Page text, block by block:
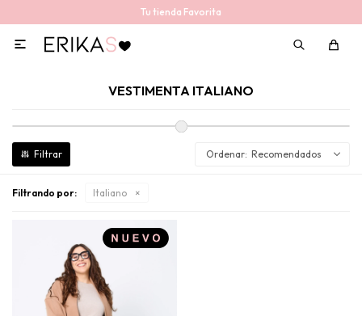
Tu tienda Favorita

VESTIMENTA ITALIANO
Recomendados
Filtrando por: Italiano